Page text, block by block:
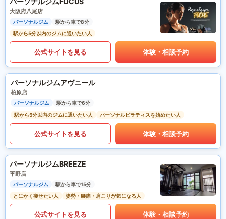
大阪府八尾店
パーソナルジム
駅から車で8分
駅から5分以内のジムに通いたい人
公式サイトを見る 体験・相談予約
パーソナルジムアヴニール
柏原店
パーソナルジム
駅から車で6分
駅から5分以内のジムに通いたい人
パーソナルピラティスを始めたい人
公式サイトを見る 体験・相談予約
パーソナルジムBREEZE
平野店
パーソナルジム
駅から車で15分
とにかく痩せたい人
姿勢・腰痛・肩こりが気になる人
公式サイトを見る 体験・相談予約